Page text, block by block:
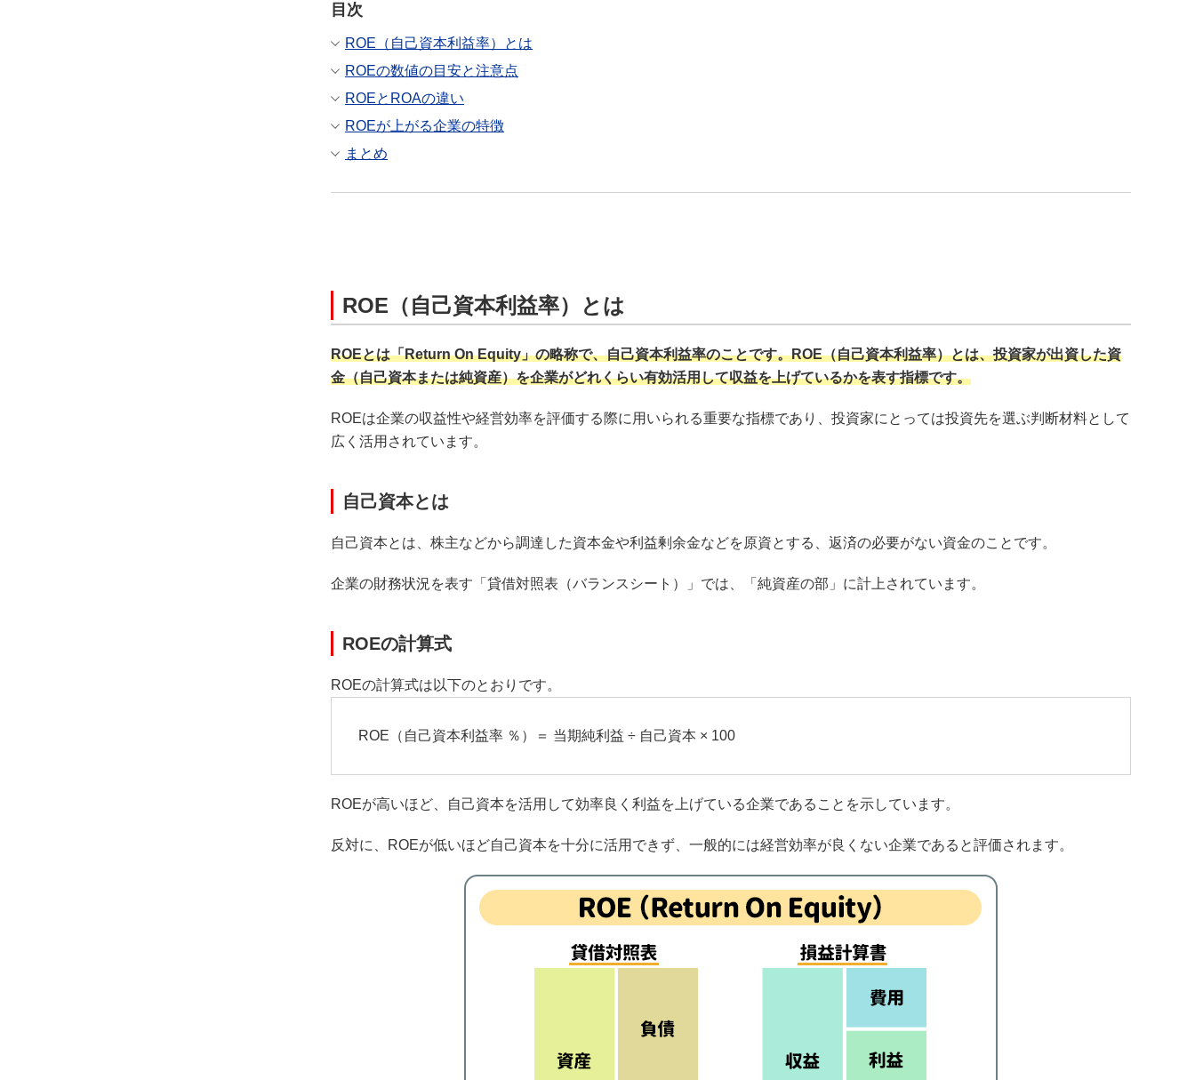
目次
ROE（自己資本利益率）とは
ROEの数値の目安と注意点
ROEとROAの違い
ROEが上がる企業の特徴
まとめ
ROE（自己資本利益率）とは
ROEとは「Return On Equity」の略称で、自己資本利益率のことです。ROE（自己資本利益率）とは、投資家が出資した資
金（自己資本または純資産）を企業がどれくらい有効活用して収益を上げているかを表す指標です。
ROEは企業の収益性や経営効率を評価する際に用いられる重要な指標であり、投資家にとっては投資先を選ぶ判断材料として
広く活用されています。
自己資本とは
自己資本とは、株主などから調達した資本金や利益剰余金などを原資とする、返済の必要がない資金のことです。
企業の財務状況を表す「貸借対照表（バランスシート）」では、「純資産の部」に計上されています。
ROEの計算式
ROEの計算式は以下のとおりです。
ROE（自己資本利益率 ％）＝ 当期純利益 ÷ 自己資本 × 100
ROEが高いほど、自己資本を活用して効率良く利益を上げている企業であることを示しています。
反対に、ROEが低いほど自己資本を十分に活用できず、一般的には経営効率が良くない企業であると評価されます。